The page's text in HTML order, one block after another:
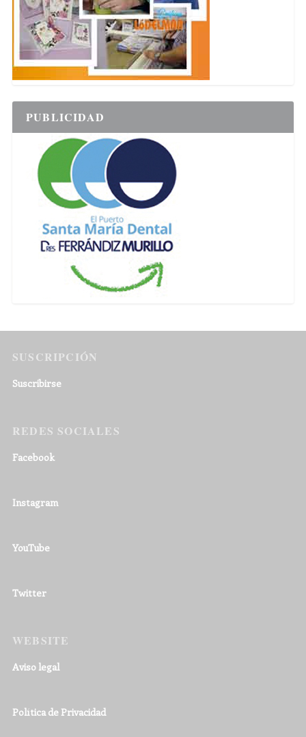
PUBLICIDAD
SUSCRIPCIÓN
Suscribirse
REDES SOCIALES
Facebook
Instagram
YouTube
Twitter
WEBSITE
Aviso legal
Política de Privacidad